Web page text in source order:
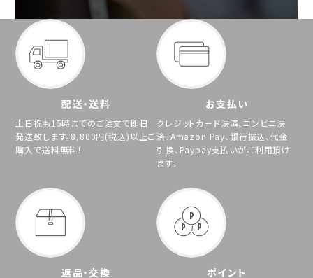
配送・送料
土日祝も15時までのご注文で即日
発送致します。8,800円(税込)以上ご
購入で送料無料！
お支払い
クレジットカード決済、コンビニ決
済、Amazon Pay、銀行振込、代金
引換、Paypay支払いがご利用頂け
ます。
返品・交換 ポイント